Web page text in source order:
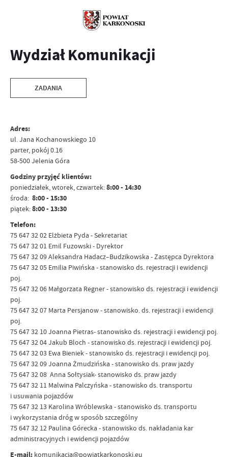
Wydział Komunikacji
ZADANIA
Adres:
ul. Jana Kochanowskiego 10
parter, pokój 0.16
58-500 Jelenia Góra
Godziny przyjęć klientów:
poniedziałek, wtorek, czwartek:8:00 - 14:30
środa: 8:00 - 15:30
piątek:8:00 - 13:30
Telefon:
75 647 32 02 Elżbieta Pyda - Sekretariat
75 647 32 01 Emil Fuzowski - Dyrektor
75 647 32 09 Aleksandra Hadacz–Budzikowska - Zastępca Dyrektora
75 647 32 05 Emilia Piwińska - stanowisko ds. rejestracji i ewidencji
poj.
75 647 32 06 Małgorzata Regner - stanowisko ds. rejestracji i ewidencji
poj.
75 647 32 07 Marta Persjanow - stanowisko. ds. rejestracji i ewidencji
poj.
75 647 32 10 Joanna Pietras- stanowisko ds. rejestracji i ewidencji poj.
75 647 32 04 Jakub Bloch - stanowisko ds. rejestracji i ewidencji poj.
75 647 32 03 Ewa Bieniek - stanowisko ds. rejestracji i ewidencji poj.
75 647 32 09 Joanna Żmudzińska - stanowisko ds. praw jazdy
75 647 32 08 Anna Sołtysiak- stanowisko ds. praw jazdy
75 647 32 11 Malwina Palczyńska - stanowisko ds. transportu
i usuwania pojazdów
75 647 32 13 Karolina Wróblewska - stanowisko ds. transportu
i wykorzystania dróg w sposób szczególny
75 647 32 12 Paulina Górecka - stanowisko ds. nakładania kar
administracyjnych i ewidencji pojazdów
E-mail: komunikacja@powiatkarkonoski.eu